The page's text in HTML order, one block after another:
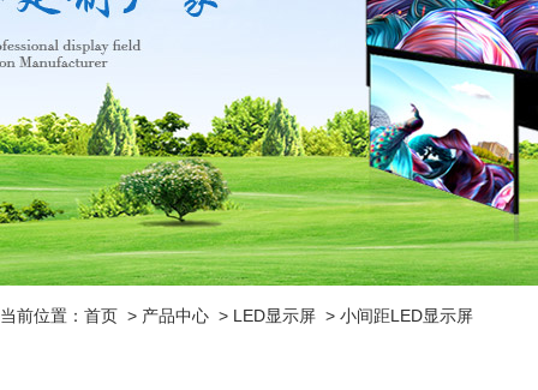
当前位置： 首页 > 产品中心 > LED显示屏 > 小间距LED显示屏